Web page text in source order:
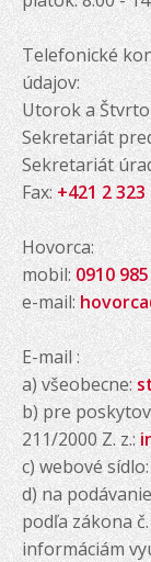
Telefonické
údajov:
Utorok a
Sekretariát
Sekretariát
Fax:+421 2 323
Hovorca:
mobil:0910
e-mail:
E-mail :
a) všeobecne:
b) pre
211/2000 Z. z.:
c) webové sídlo:
d) na
podľa zákona
informáciám